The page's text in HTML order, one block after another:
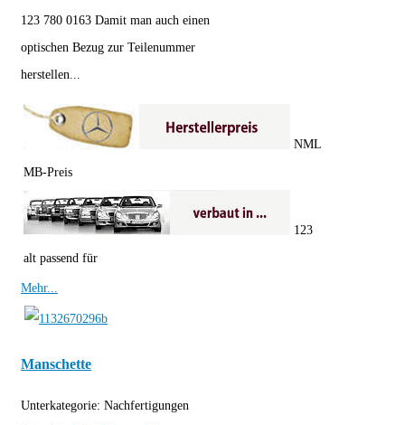
123 780 0163 Damit man auch einen
optischen Bezug zur Teilenummer
herstellen...
MB-Preis
NML
alt passend für
123
Mehr...
Manschette
Unterkategorie: Nachfertigungen